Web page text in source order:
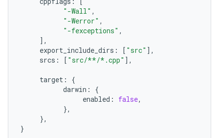
"-Wall" ,
"-Werror" ,
"-fexceptions" ,
],
export_include_dirs : [ "src" ],
srcs : [ "src/**/*.cpp" ],
target :
{
darwin :
{
enabled : false,
},
},
}